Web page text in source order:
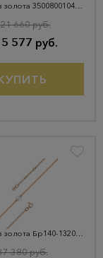
Браслет из золота 3500800104813
577 руб.
660 руб.
Браслет из золота Бр140-1320-17,0
380 руб.